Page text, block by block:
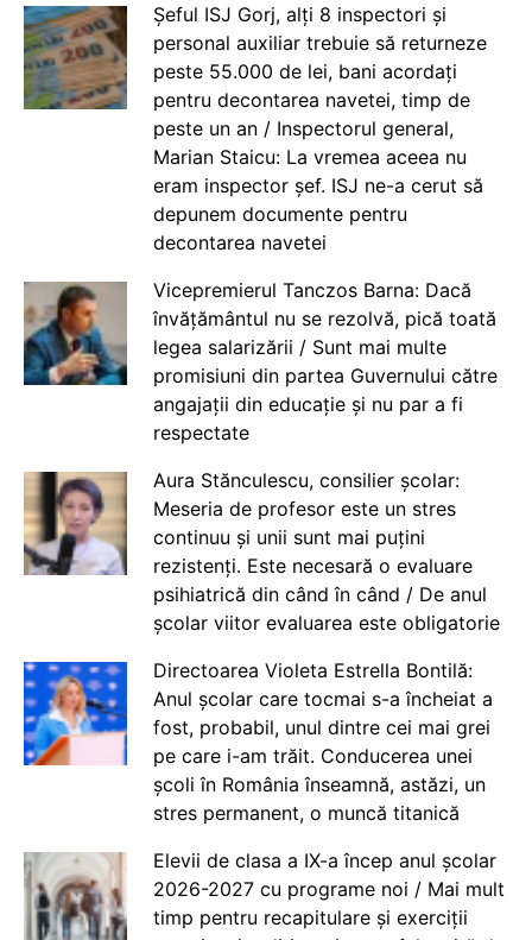
Șeful ISJ Gorj, alți 8 inspectori și
personal auxiliar trebuie să returneze
peste 55.000 de lei, bani acordați
pentru decontarea navetei, timp de
peste un an / Inspectorul general,
Marian Staicu: La vremea aceea nu
eram inspector șef. ISJ ne-a cerut să
depunem documente pentru
decontarea navetei
Vicepremierul Tanczos Barna: Dacă
învățământul nu se rezolvă, pică toată
legea salarizării / Sunt mai multe
promisiuni din partea Guvernului către
angajații din educație și nu par a fi
respectate
Aura Stănculescu, consilier școlar:
Meseria de profesor este un stres
continuu și unii sunt mai puțini
rezistenți. Este necesară o evaluare
psihiatrică din când în când / De anul
școlar viitor evaluarea este obligatorie
Directoarea Violeta Estrella Bontilă:
Anul școlar care tocmai s-a încheiat a
fost, probabil, unul dintre cei mai grei
pe care i-am trăit. Conducerea unei
școli în România înseamnă, astăzi, un
stres permanent, o muncă titanică
Elevii de clasa a IX-a încep anul școlar
2026-2027 cu programe noi / Mai mult
timp pentru recapitulare și exerciții